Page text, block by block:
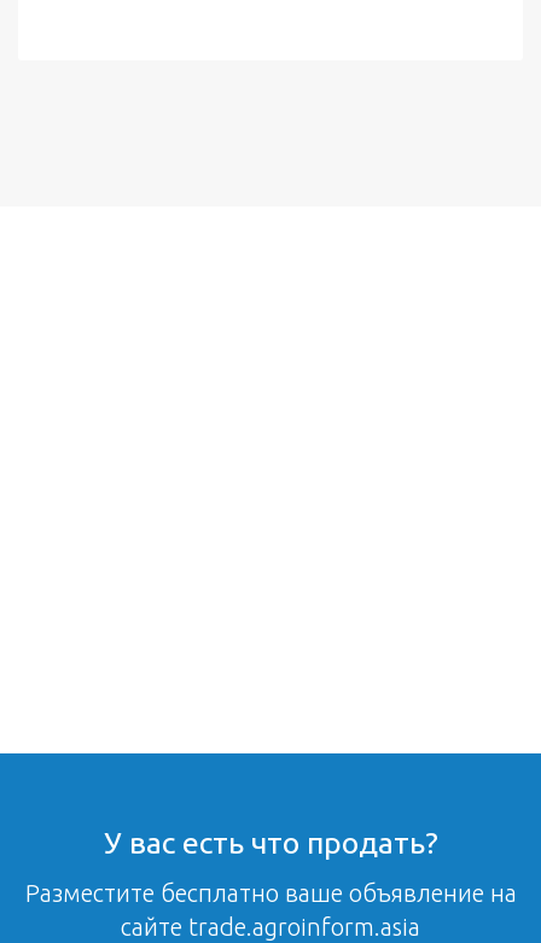
У вас есть что продать?
Разместите бесплатно ваше объявление на
сайте trade.agroinform.asia